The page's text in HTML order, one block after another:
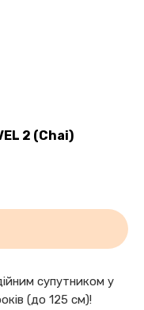
2 (Chai)
супутником у
(до 125 см)!